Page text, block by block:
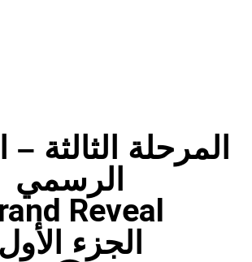
المرحلة الثالثة
الرسمي
Reveal
الجزء الأول